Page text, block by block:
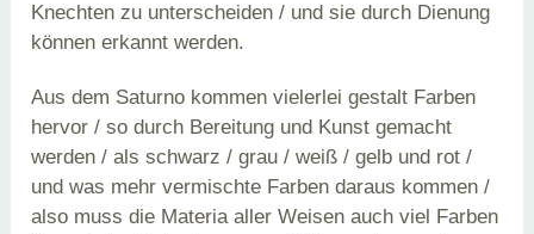
Knechten zu unterscheiden / und sie durch Dienung
können erkannt werden.
Aus dem Saturno kommen vielerlei gestalt Farben
hervor / so durch Bereitung und Kunst gemacht
werden / als schwarz / grau / weiß / gelb und rot /
und was mehr vermischte Farben daraus kommen /
also muss die Materia aller Weisen auch viel Farben